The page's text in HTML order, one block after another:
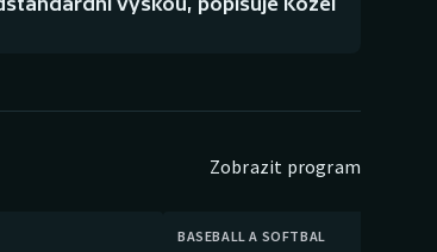
Zobrazit program
BASEBALL A SOFTBAL